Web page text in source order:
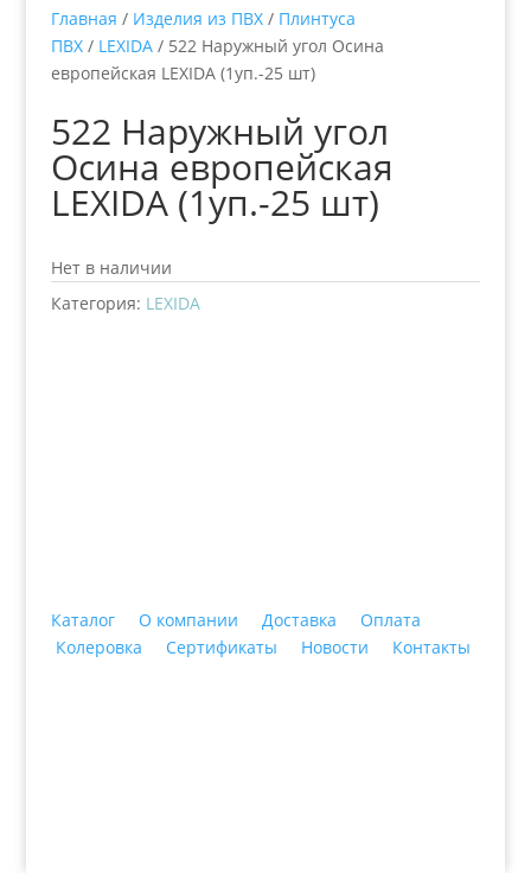
Главная / Изделия из ПВХ/ Плинтуса
ПВХ/ LEXIDA/ 522 Наружный угол Осина
европейская LEXIDA (1уп.-25 шт)
522 Наружный угол
Осина европейская
LEXIDA (1уп.-25 шт)
Нет в наличии
Категория: LEXIDA
Каталог О компании Доставка
Оплата
Колеровка
Сертификаты Новости Контакты